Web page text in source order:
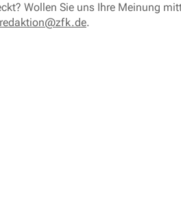
Wollen Sie uns Ihre Meinung
redaktion@zfk.de.